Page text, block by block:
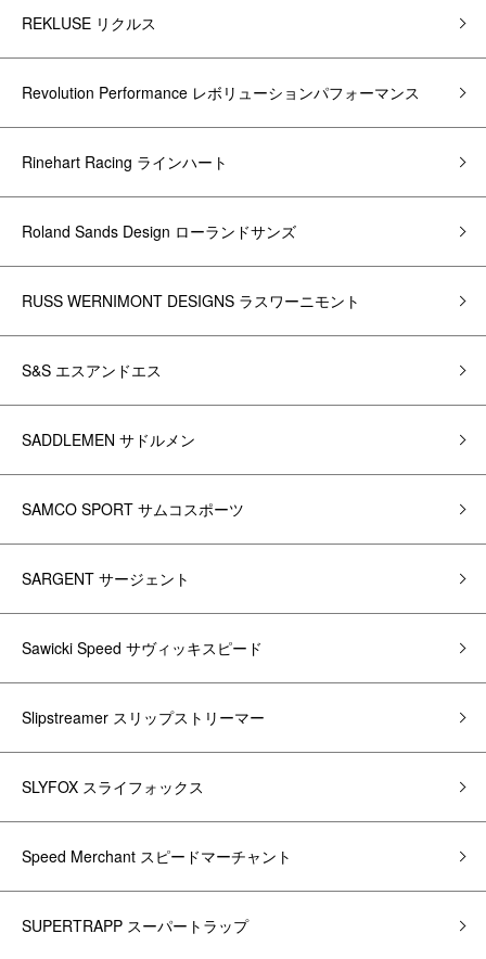
REKLUSE リクルス
Revolution Performance レボリューションパフォーマンス
Rinehart Racing ラインハート
Roland Sands Design ローランドサンズ
RUSS WERNIMONT DESIGNS ラスワーニモント
S&S エスアンドエス
SADDLEMEN サドルメン
SAMCO SPORT サムコスポーツ
SARGENT サージェント
Sawicki Speed サヴィッキスピード
Slipstreamer スリップストリーマー
SLYFOX スライフォックス
Speed Merchant スピードマーチャント
SUPERTRAPP スーパートラップ